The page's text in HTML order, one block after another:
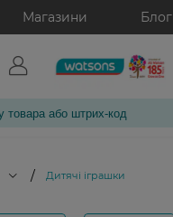
Магазини Блог
/ Дитячі іграшки